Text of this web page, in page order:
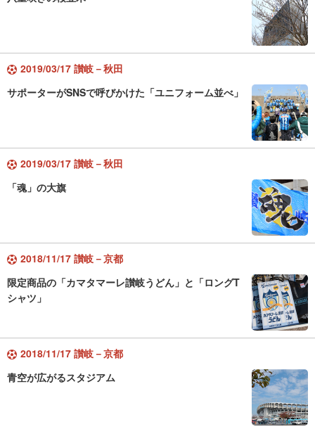
2019/03/17 讃岐－秋田
サポーターがSNSで呼びかけた「ユニフォーム並べ」
2019/03/17 讃岐－秋田
「魂」の大旗
2018/11/17 讃岐－京都
限定商品の「カマタマーレ讃岐うどん」と「ロングT
シャツ」
2018/11/17 讃岐－京都
青空が広がるスタジアム